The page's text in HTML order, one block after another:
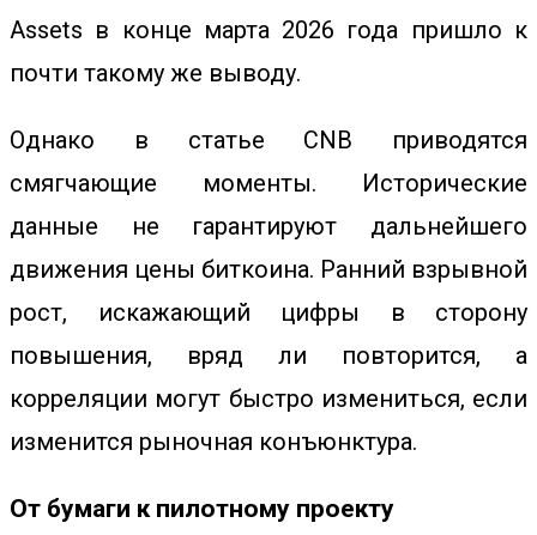
Assets в конце марта 2026 года пришло к
почти такому же выводу.
Однако в статье CNB приводятся
смягчающие моменты. Исторические
данные не гарантируют дальнейшего
движения цены биткоина. Ранний взрывной
рост, искажающий цифры в сторону
повышения, вряд ли повторится, а
корреляции могут быстро измениться, если
изменится рыночная конъюнктура.
От бумаги к пилотному проекту